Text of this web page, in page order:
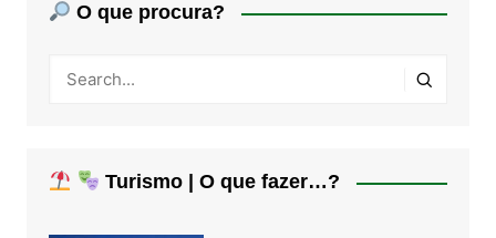
O que procura?
Turismo | O que fazer…?